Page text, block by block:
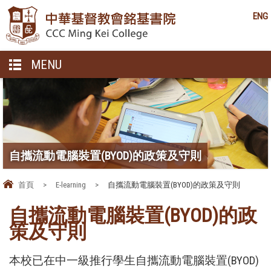
ENG
MENU
自攜流動電腦裝置(BYOD)的政策及守則
首頁 > E-learning > 自攜流動電腦裝置(BYOD)的政策及守則
自攜流動電腦裝置(BYOD)的政
策及守則
本校已在中一級推行學生自攜流動電腦裝置(BYOD)